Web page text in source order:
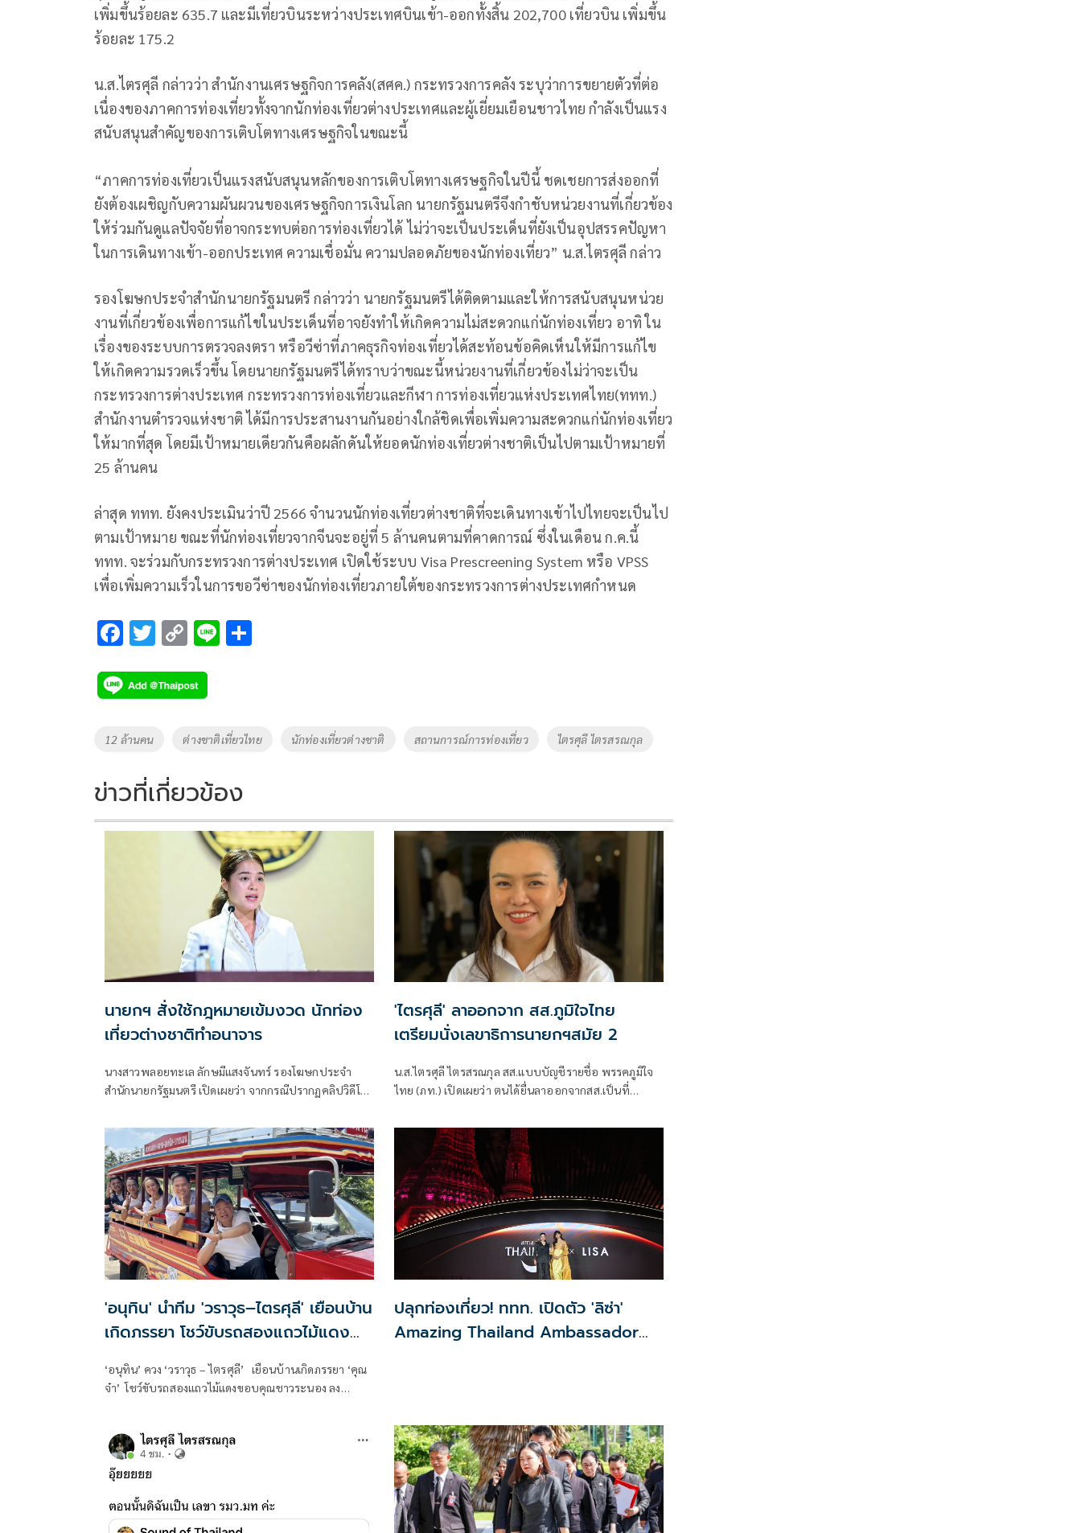
เพิ่มขึ้นร้อยละ 635.7 และมีเที่ยวบินระหว่างประเทศบินเข้า-ออกทั้งสิ้น 202,700 เที่ยวบิน เพิ่มขึ้น
ร้อยละ 175.2
น.ส.ไตรศุลี กล่าวว่า สำนักงานเศรษฐกิจการคลัง(สศค.) กระทรวงการคลัง ระบุว่าการขยายตัวที่ต่อ
เนื่องของภาคการท่องเที่ยวทั้งจากนักท่องเที่ยวต่างประเทศและผู้เยี่ยมเยือนชาวไทย กำลังเป็นแรง
สนับสนุนสำคัญของการเติบโตทางเศรษฐกิจในขณะนี้
“ภาคการท่องเที่ยวเป็นแรงสนับสนุนหลักของการเติบโตทางเศรษฐกิจในปีนี้ ชดเชยการส่งออกที่
ยังต้องเผชิญกับความผันผวนของเศรษฐกิจการเงินโลก นายกรัฐมนตรีจึงกำชับหน่วยงานที่เกี่ยวข้อง
ให้ร่วมกันดูแลปัจจัยที่อาจกระทบต่อการท่องเที่ยวได้ ไม่ว่าจะเป็นประเด็นที่ยังเป็นอุปสรรคปัญหา
ในการเดินทางเข้า-ออกประเทศ ความเชื่อมั่น ความปลอดภัยของนักท่องเที่ยว” น.ส.ไตรศุลี กล่าว
รองโฆษกประจำสำนักนายกรัฐมนตรี กล่าวว่า นายกรัฐมนตรีได้ติดตามและให้การสนับสนุนหน่วย
งานที่เกี่ยวข้องเพื่อการแก้ไขในประเด็นที่อาจยังทำให้เกิดความไม่สะดวกแก่นักท่องเที่ยว อาทิ ใน
เรื่องของระบบการตรวจลงตรา หรือวีซ่าที่ภาคธุรกิจท่องเที่ยวได้สะท้อนข้อคิดเห็นให้มีการแก้ไข
ให้เกิดความรวดเร็วขึ้น โดยนายกรัฐมนตรีได้ทราบว่าขณะนี้หน่วยงานที่เกี่ยวข้องไม่ว่าจะเป็น
กระทรวงการต่างประเทศ กระทรวงการท่องเที่ยวและกีฬา การท่องเที่ยวแห่งประเทศไทย(ททท.)
สำนักงานตำรวจแห่งชาติ ได้มีการประสานงานกันอย่างใกล้ชิดเพื่อเพิ่มความสะดวกแก่นักท่องเที่ยว
ให้มากที่สุด โดยมีเป้าหมายเดียวกันคือผลักดันให้ยอดนักท่องเที่ยวต่างชาติเป็นไปตามเป้าหมายที่
25 ล้านคน
ล่าสุด ททท. ยังคงประเมินว่าปี 2566 จำนวนนักท่องเที่ยวต่างชาติที่จะเดินทางเข้าไปไทยจะเป็นไป
ตามเป้าหมาย ขณะที่นักท่องเที่ยวจากจีนจะอยู่ที่ 5 ล้านคนตามที่คาดการณ์ ซึ่งในเดือน ก.ค.นี้
ททท. จะร่วมกับกระทรวงการต่างประเทศ เปิดใช้ระบบ Visa Prescreening System หรือ VPSS
เพื่อเพิ่มความเร็วในการขอวีซ่าของนักท่องเที่ยวภายใต้ของกระทรวงการต่างประเทศกำหนด
F
e
b
o
k
T
tt
er
C
p
y
Li
k
Li
Tags
12 ล้านคน ต่างชาติเที่ยวไทย นักท่องเที่ยวต่างชาติ สถานการณ์การท่องเที่ยว ไตรศุลี ไตรสรณกุล
ข่าวที่เกี่ยวข้อง
นายกฯ สั่งใช้กฎหมายเข้มงวด นักท่อง
เที่ยวต่างชาติทำอนาจาร
นางสาวพลอยทะเล ลักษมีแสงจันทร์ รองโฆษกประจำ
สำนักนายกรัฐมนตรี เปิดเผยว่า จากกรณีปรากฏคลิปวิดีโอ
นักท่องเที่ยวชาวต่างชาติคู่หนึ่ง ที่กระทำการอนาจารบน
รถตุ๊กตุ๊ก บริเวณพื้นที่สาธารณะในตำบลป่าตอง อำเภอ
กะทู้ จังหวัดภูเก็ต เมื่อเช้ามืดวันที่ 3 พฤษภาคม ที่ผ่านมา
นั้น
'ไตรศุลี' ลาออกจาก สส.ภูมิใจไทย
เตรียมนั่งเลขาธิการนายกฯสมัย 2
น.ส.ไตรศุลี ไตรสรณกุล สส.แบบบัญชีรายชื่อ พรรคภูมิใจ
ไทย (ภท.) เปิดเผยว่า ตนได้ยื่นลาออกจากสส.เป็นที่
'อนุทิน' นำทีม 'วราวุธ–ไตรศุลี' เยือนบ้าน
เกิดภรรยา โชว์ขับรถสองแถวไม้แดง
‘อนุทิน’ ควง ‘วราวุธ – ไตรศุลี’ เยือนบ้านเกิดภรรยา ‘คุณ
จ๋า’ โชว์ขับรถสองแถวไม้แดงขอบคุณชาวระนอง ลง
ปลุกท่องเที่ยว! ททท. เปิดตัว 'ลิซ่า'
Amazing Thailand Ambassador